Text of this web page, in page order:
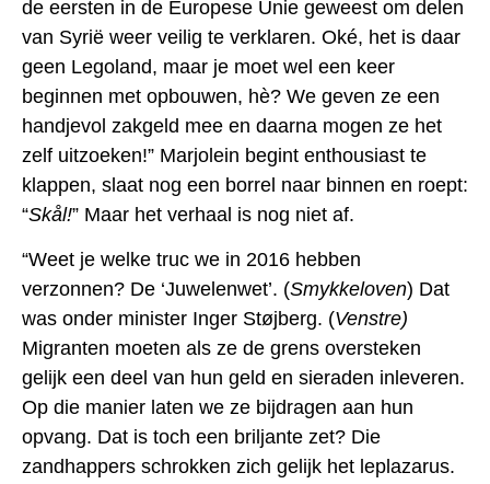
de eersten in de Europese Unie geweest om delen
van Syrië weer veilig te verklaren. Oké, het is daar
geen Legoland, maar je moet wel een keer
beginnen met opbouwen, hè? We geven ze een
handjevol zakgeld mee en daarna mogen ze het
zelf uitzoeken!” Marjolein begint enthousiast te
klappen, slaat nog een borrel naar binnen en roept:
“Skål!” Maar het verhaal is nog niet af.
“Weet je welke truc we in 2016 hebben
verzonnen? De ‘Juwelenwet’. (Smykkeloven) Dat
was onder minister Inger Støjberg. (Venstre)
Migranten moeten als ze de grens oversteken
gelijk een deel van hun geld en sieraden inleveren.
Op die manier laten we ze bijdragen aan hun
opvang. Dat is toch een briljante zet? Die
zandhappers schrokken zich gelijk het leplazarus.